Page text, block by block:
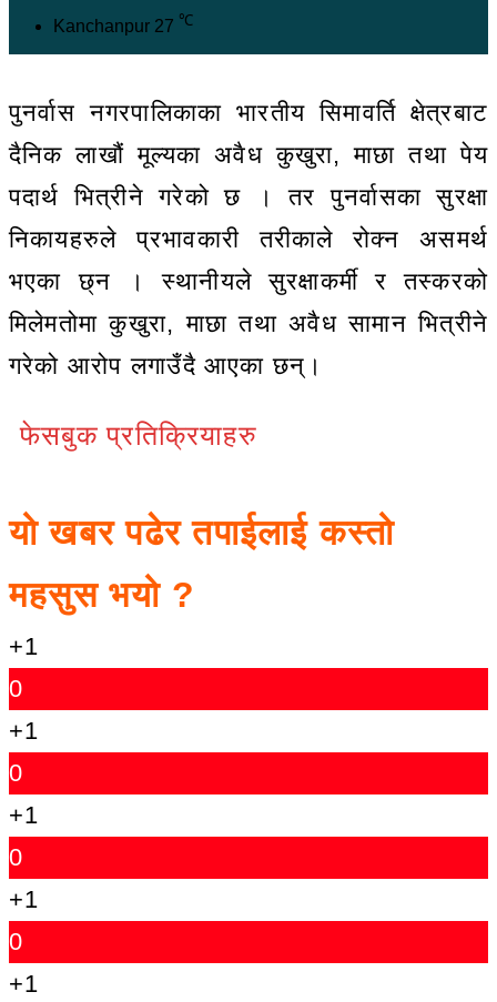
Kanchanpur 27 ℃
पुनर्वास नगरपालिकाका भारतीय सिमावर्ति क्षेत्रबाट
दैनिक लाखौं मूल्यका अवैध कुखुरा, माछा तथा पेय
पदार्थ भित्रीने गरेको छ । तर पुनर्वासका सुरक्षा
निकायहरुले प्रभावकारी तरीकाले रोक्न असमर्थ
भएका छ्न । स्थानीयले सुरक्षाकर्मी र तस्करको
मिलेमतोमा कुखुरा, माछा तथा अवैध सामान भित्रीने
गरेको आरोप लगाउँदै आएका छन्।
फेसबुक प्रतिक्रियाहरु
यो खबर पढेर तपाईलाई कस्तो
महसुस भयो ?
+1
0
+1
0
+1
0
+1
0
+1